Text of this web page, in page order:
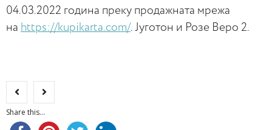
04.03.2022 година преку продажната мрежа
на https://kupikarta.com/. Југотон и Розе Веро 2.
Share this...